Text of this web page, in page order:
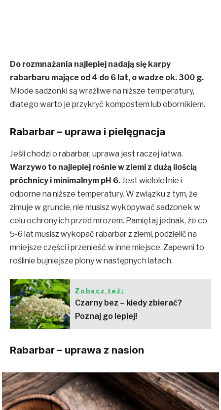
Do rozmnażania najlepiej nadają się karpy
rabarbaru mające od 4 do 6 lat, o wadze ok. 300 g.
Młode sadzonki są wrażliwe na niższe temperatury,
dlatego warto je przykryć kompostem lub obornikiem.
Rabarbar – uprawa i pielęgnacja
Jeśli chodzi o rabarbar, uprawa jest raczej łatwa.
Warzywo to najlepiej rośnie w ziemi z dużą ilością
próchnicy i minimalnym pH 6. Jest wieloletnie i
odporne na niższe temperatury. W związku z tym, że
zimuje w gruncie, nie musisz wykopywać sadzonek w
celu ochrony ich przed mrozem. Pamiętaj jednak, że co
5-6 lat musisz wykopać rabarbar z ziemi, podzielić na
mniejsze części i przenieść w inne miejsce. Zapewni to
roślinie bujniejsze plony w następnych latach.
Zobacz też:
Czarny bez – kiedy zbierać?
Poznaj go lepiej!
Rabarbar – uprawa z nasion